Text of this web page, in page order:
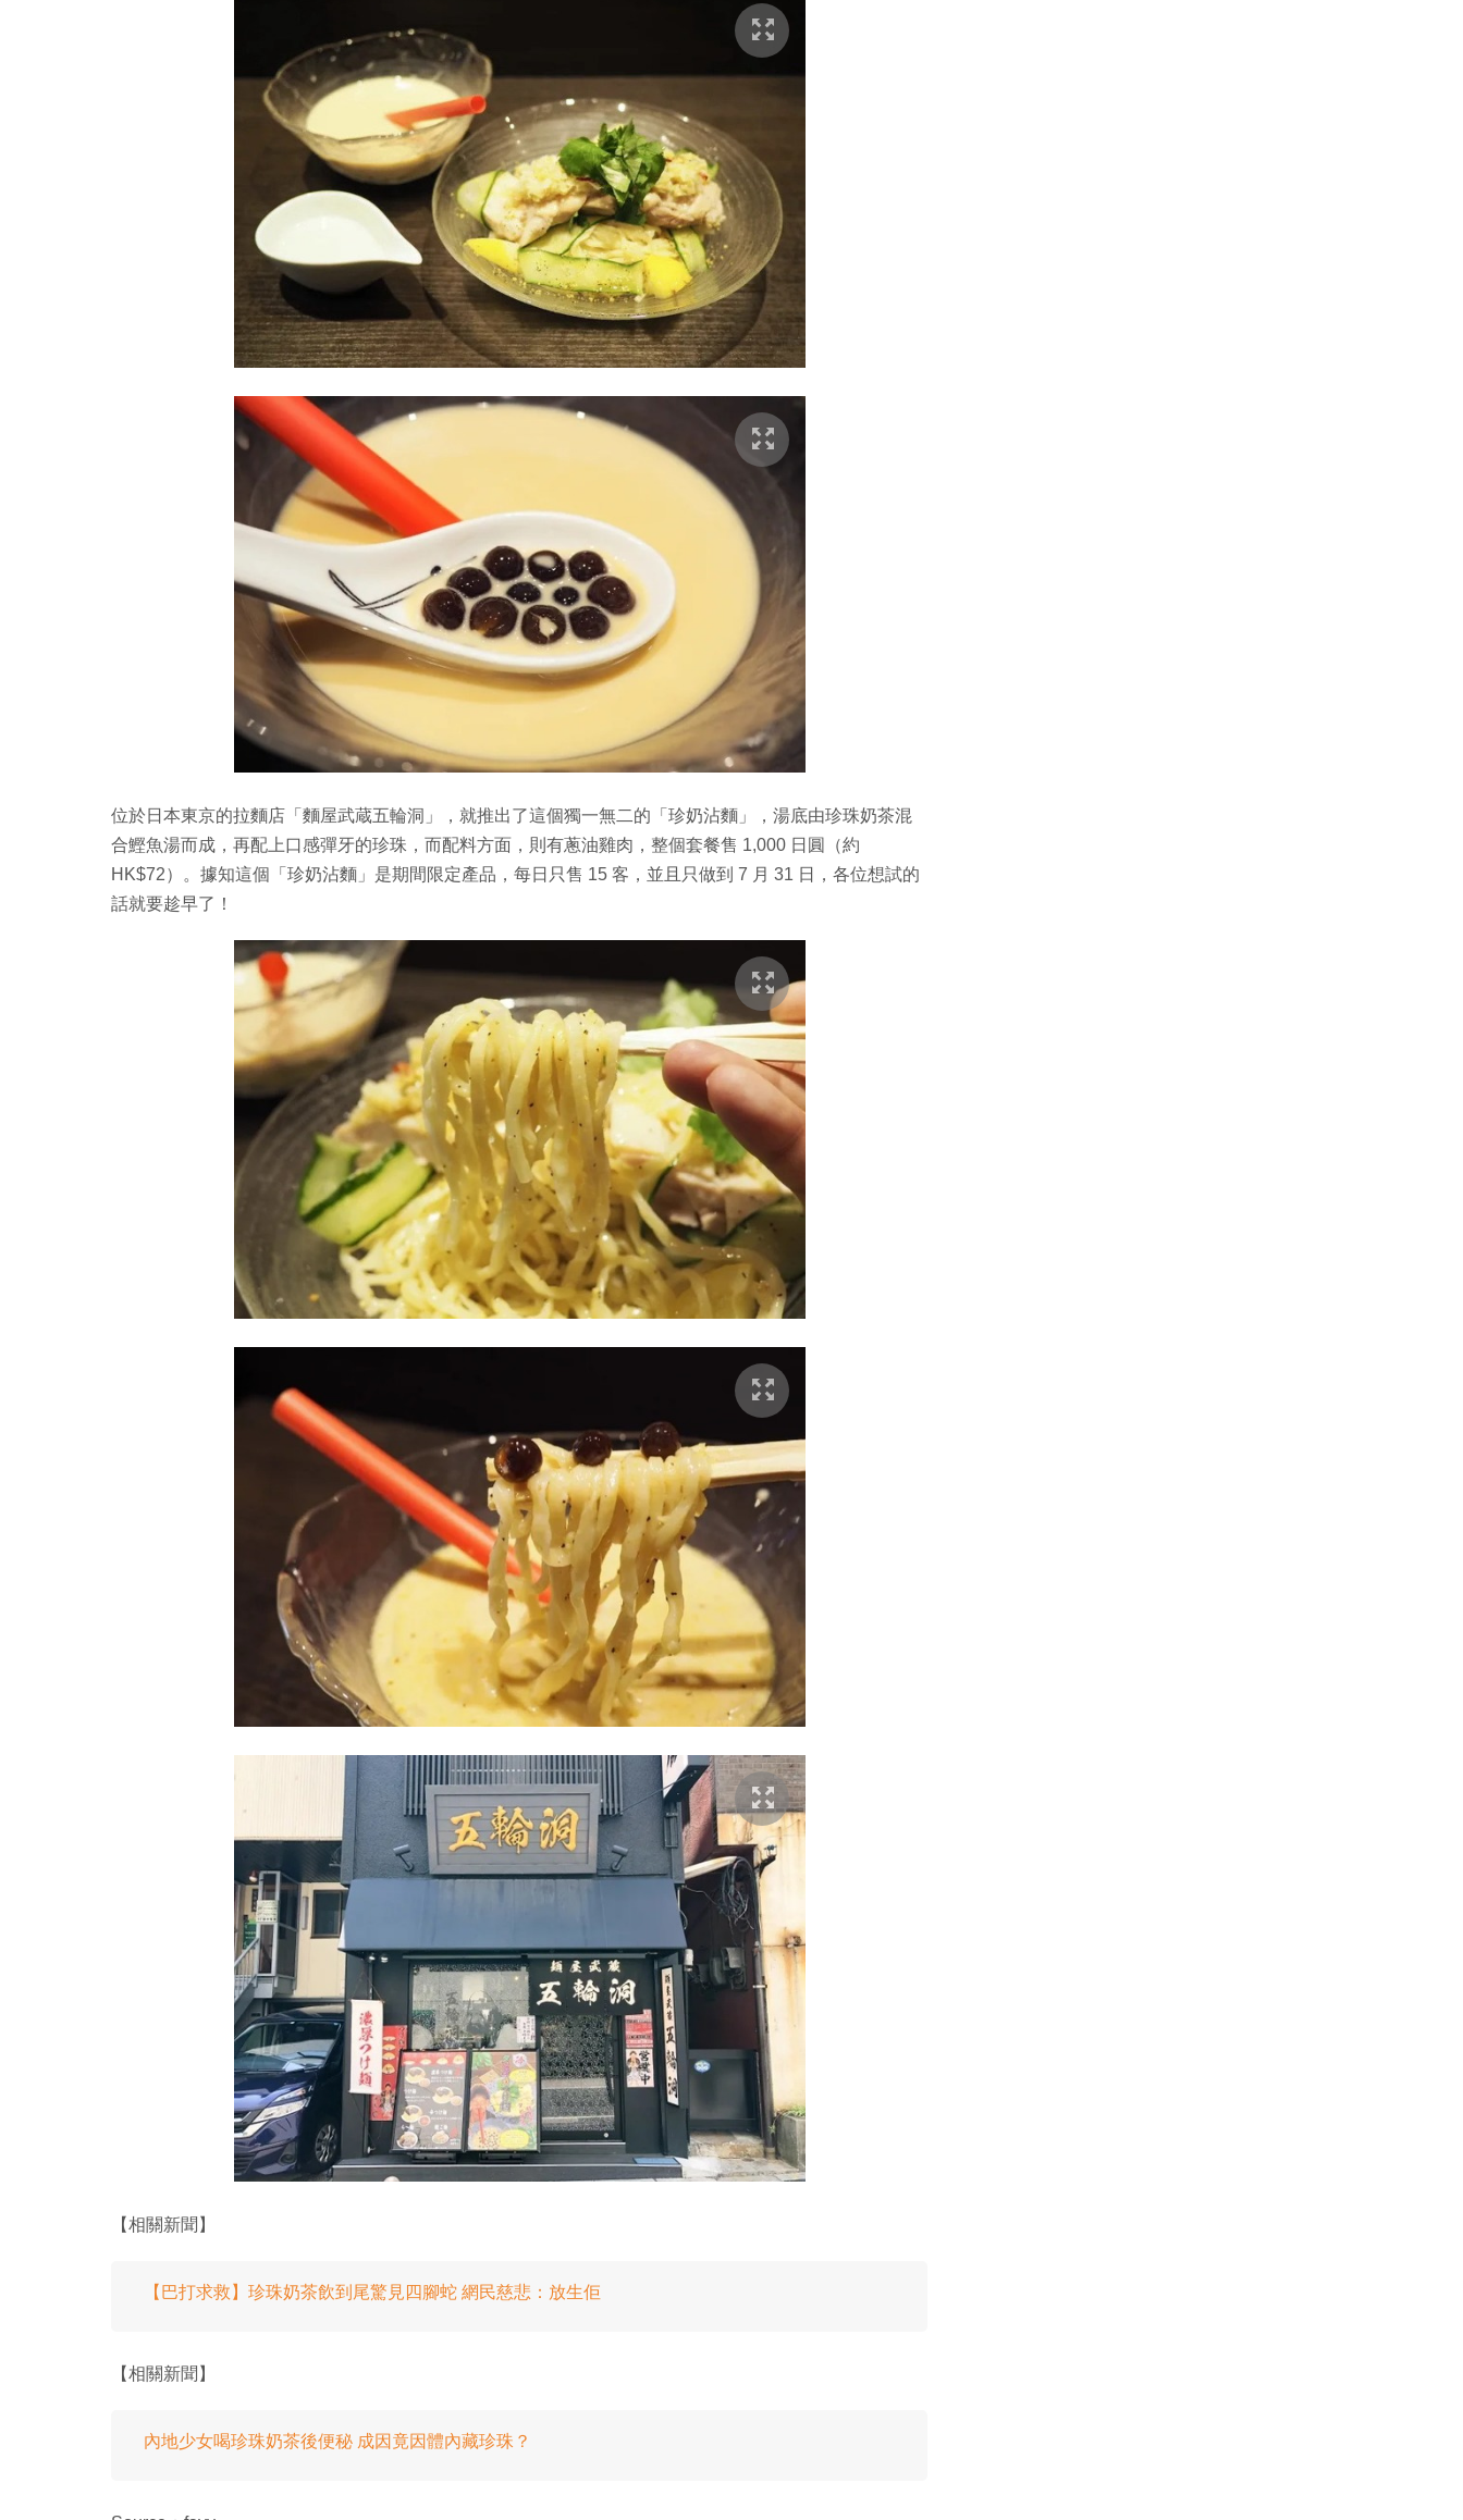
位於日本東京的拉麵店「麵屋武蔵五輪洞」，就推出了這個獨一無二的「珍奶沾麵」，湯底由珍珠奶茶混
合鰹魚湯而成，再配上口感彈牙的珍珠，而配料方面，則有蔥油雞肉，整個套餐售 1,000 日圓（約
HK$72）。據知這個「珍奶沾麵」是期間限定產品，每日只售 15 客，並且只做到 7 月 31 日，各位想試的
話就要趁早了！
【相關新聞】
【巴打求救】珍珠奶茶飲到尾驚見四腳蛇 網民慈悲：放生佢
【相關新聞】
內地少女喝珍珠奶茶後便秘 成因竟因體內藏珍珠？